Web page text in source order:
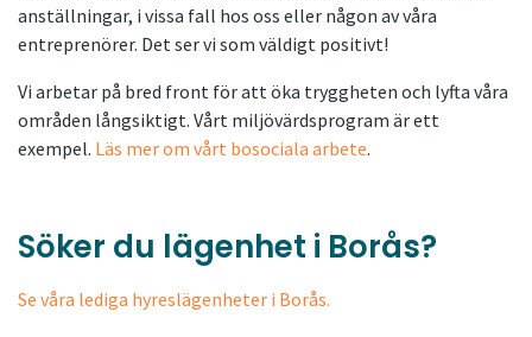
anställningar, i vissa fall hos oss eller någon av våra
entreprenörer. Det ser vi som väldigt positivt!
Vi arbetar på bred front för att öka tryggheten och lyfta våra
områden långsiktigt. Vårt miljövärdsprogram är ett
exempel. Läs mer om vårt bosociala arbete.
Söker du lägenhet i Borås?
Se våra lediga hyreslägenheter i Borås.